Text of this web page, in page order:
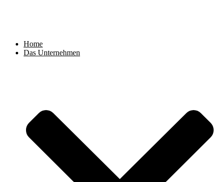
Home
Das Unternehmen